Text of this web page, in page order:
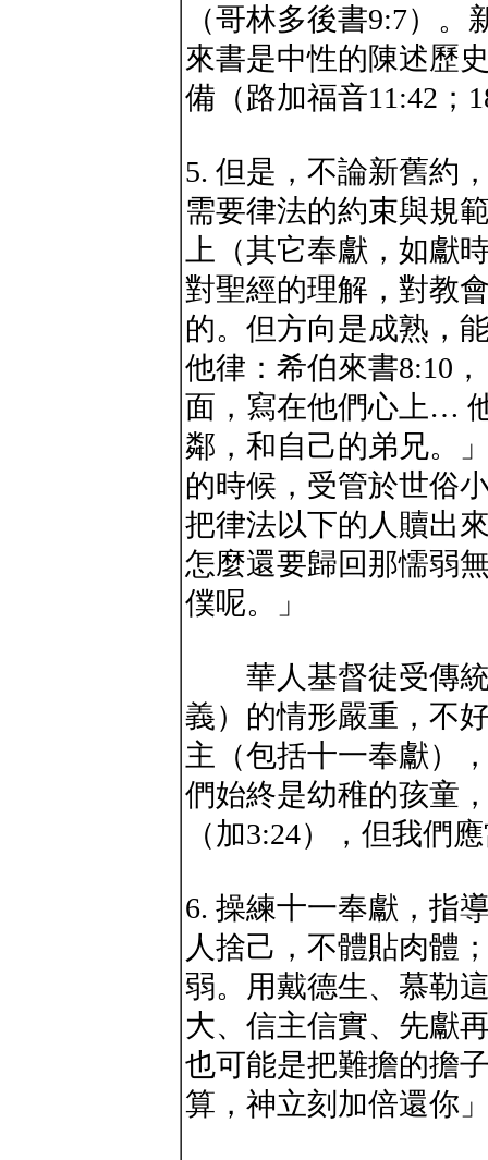
（哥林多後書9:7）
來書是中性的陳述歷
備（路加福音11:42；
5. 但是，不論新舊約
需要律法的約束與規
上（其它奉獻，如獻
對聖經的理解，對教
的。但方向是成熟，
他律：希伯來書8:10
面，寫在他們心上…
鄰，和自己的弟兄。
的時候，受管於世俗
把律法以下的人贖出
怎麼還要歸回那懦弱
僕呢。」
華人基督徒受傳統
義）的情形嚴重，不
主（包括十一奉獻）
們始終是幼稚的孩童
（加3:24），但我們
6. 操練十一奉獻，指
人捨己，不體貼肉體
弱。用戴德生、慕勒
大、信主信實、先獻
也可能是把難擔的擔
算，神立刻加倍還你